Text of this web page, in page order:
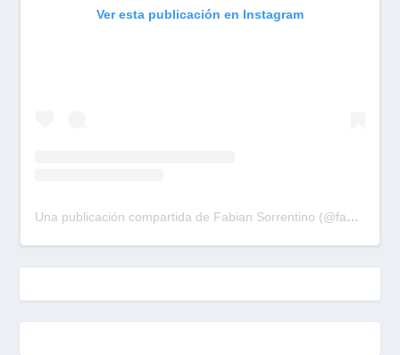
Ver esta publicación en Instagram
Una publicación compartida de Fabian Sorrentino (@fabiansonria)